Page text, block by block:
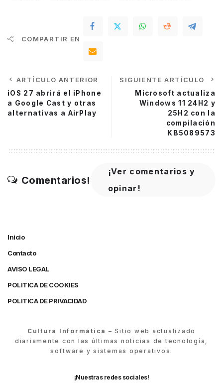
COMPARTIR EN
ARTÍCULO ANTERIOR
iOS 27 abrirá el iPhone
a Google Cast y otras
alternativas a AirPlay
SIGUIENTE ARTÍCULO
Microsoft actualiza
Windows 11 24H2 y
25H2 con la
compilación
KB5089573
Comentarios!
¡Ver comentarios y
opinar!
Inicio
Contacto
AVISO LEGAL
POLITICA DE COOKIES
POLITICA DE PRIVACIDAD
Cultura Informática – Sitio web actualizado
diariamente con las últimas noticias de tecnología,
software y sistemas operativos.
¡Nuestras redes sociales!